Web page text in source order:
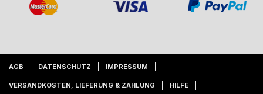
AGB DATENSCHUTZ IMPRESSUM
VERSANDKOSTEN, LIEFERUNG & ZAHLUNG HILFE